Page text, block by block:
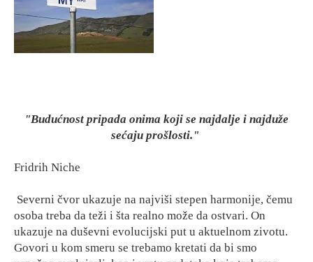
"Budućnost pripada onima koji se najdalje i najduže
sećaju prošlosti."
Fridrih Niche
Severni čvor ukazuje na najviši stepen harmonije, čemu
osoba treba da teži i šta realno može da ostvari. On
ukazuje na duševni evolucijski put u aktuelnom zivotu.
Govori u kom smeru se trebamo kretati da bi smo